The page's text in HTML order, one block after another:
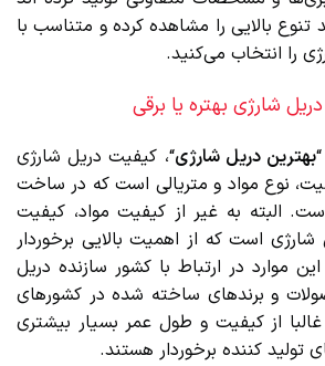
بالایی را مشاهده کرده و متناسب با
را انتخاب می‌کنید.
دریل شارژی بهتره یا برقی
بهترین دریل شارژی“، کیفیت دریل شارژی
نوع مواد و متریالی است که در ساخت
البته به غیر از کیفیت مواد، کیفیت
است که از اهمیت بالایی برخوردار
موارد در ارتباط با کشور سازنده دریل
و برندهای ساخته شده در کشورهای
غالبا از کیفیت و طول عمر بسیار بیشتری
تولید کننده برخوردار هستند.